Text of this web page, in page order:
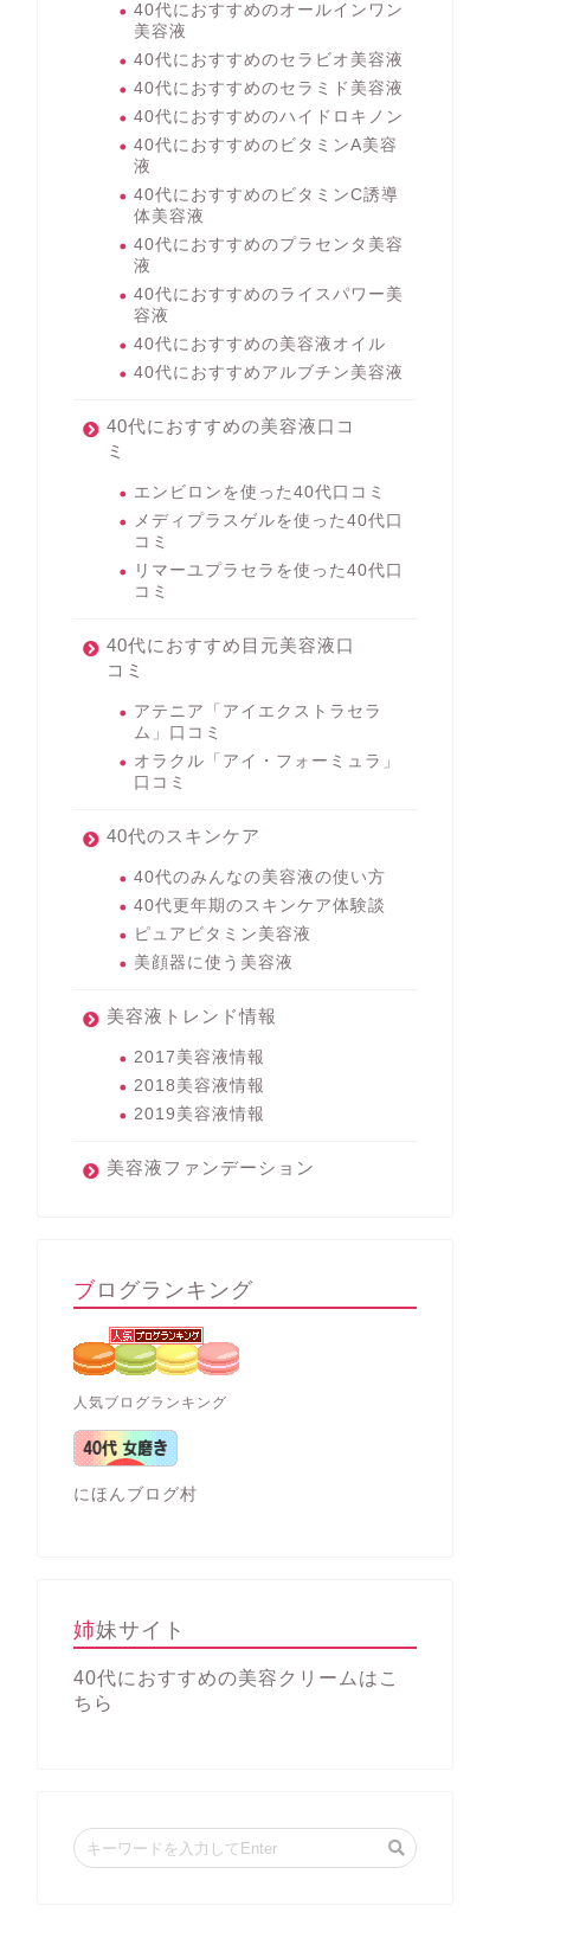
40代におすすめのオールインワン
美容液
40代におすすめのセラビオ美容液
40代におすすめのセラミド美容液
40代におすすめのハイドロキノン
40代におすすめのビタミンA美容
液
40代におすすめのビタミンC誘導
体美容液
40代におすすめのプラセンタ美容
液
40代におすすめのライスパワー美
容液
40代におすすめの美容液オイル
40代におすすめアルブチン美容液
40代におすすめの美容液口コ
ミ
エンビロンを使った40代口コミ
メディプラスゲルを使った40代口
コミ
リマーユプラセラを使った40代口
コミ
40代におすすめ目元美容液口
コミ
アテニア「アイエクストラセラ
ム」口コミ
オラクル「アイ・フォーミュラ」
口コミ
40代のスキンケア
40代のみんなの美容液の使い方
40代更年期のスキンケア体験談
ピュアビタミン美容液
美顔器に使う美容液
美容液トレンド情報
2017美容液情報
2018美容液情報
2019美容液情報
美容液ファンデーション
ブログランキング
人気ブログランキング
にほんブログ村
姉妹サイト
40代におすすめの美容クリームはこ
ちら